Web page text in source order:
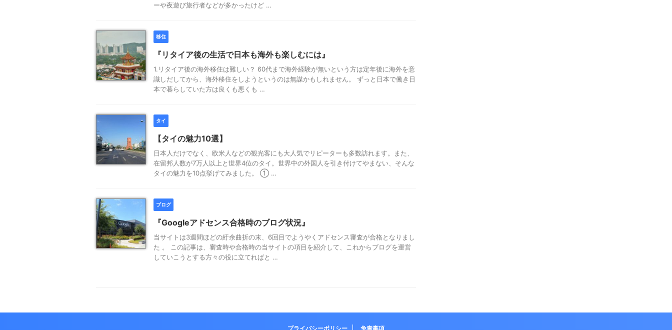
ーや夜遊び旅行者などが多かったけど …
移住
『リタイア後の生活で日本も海外も楽しむには』
1.リタイア後の海外移住は難しい？ 60代まで海外経験が無いという方は定年後に海外を意
識しだしてから、海外移住をしようというのは無謀かもしれません。 ずっと日本で働き日
本で暮らしていた方は良くも悪くも …
タイ
【タイの魅力10選】
日本人だけでなく、欧米人などの観光客にも大人気でリピーターも多数訪れます。また、
在留邦人数が7万人以上と世界4位のタイ。世界中の外国人を引き付けてやまない、そんな
タイの魅力を10点挙げてみました。 ① …
ブログ
『Googleアドセンス合格時のブログ状況』
当サイトは3週間ほどの紆余曲折の末、6回目でようやくアドセンス審査が合格となりまし
た 。 この記事は、審査時や合格時の当サイトの項目を紹介して、これからブログを運営
していこうとする方々の役に立てればと …
プライバシーポリシー 免責事項